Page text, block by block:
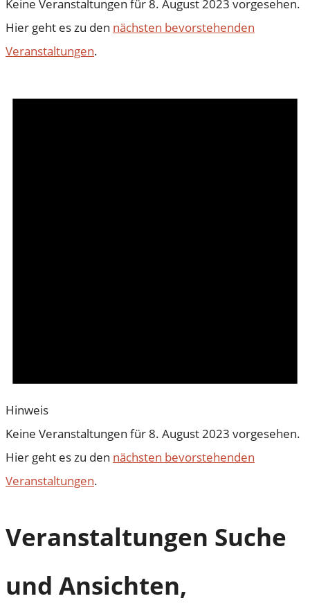
Keine Veranstaltungen für 8. August 2023 vorgesehen.
Hier geht es zu den nächsten bevorstehenden
Veranstaltungen.
Hinweis
Keine Veranstaltungen für 8. August 2023 vorgesehen.
Hier geht es zu den nächsten bevorstehenden
Veranstaltungen.
Veranstaltungen Suche
und Ansichten,